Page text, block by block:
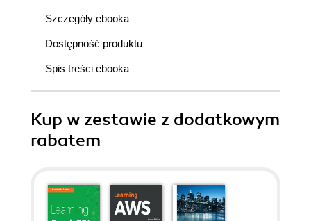
Szczegóły ebooka
Dostępność produktu
Spis treści ebooka
Kup w zestawie z dodatkowym
rabatem